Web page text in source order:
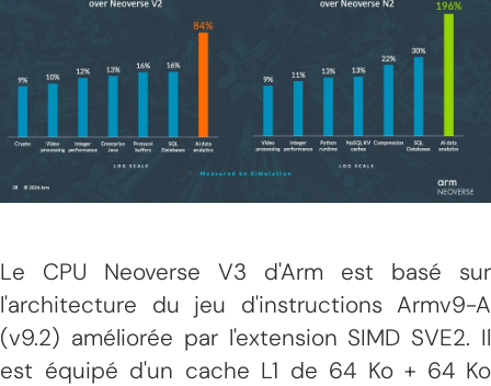
Le CPU Neoverse V3 d'Arm est basé sur
l'architecture du jeu d'instructions Armv9-A
(v9.2) améliorée par l'extension SIMD SVE2. Il
est équipé d'un cache L1 de 64 Ko + 64 Ko